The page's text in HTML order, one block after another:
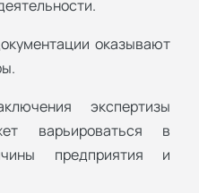
оказывают
экспертизы
варьироваться в
предприятия и